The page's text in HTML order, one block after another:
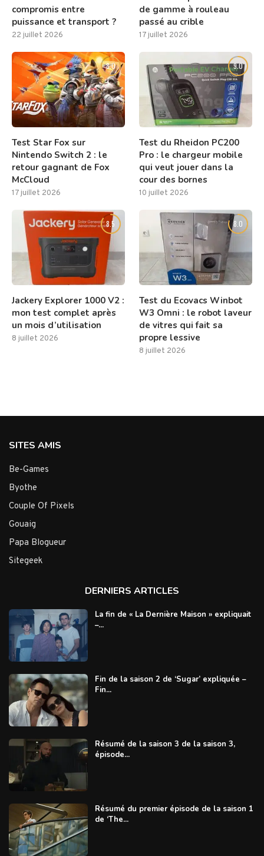
compromis entre
puissance et transport ?
22 juillet 2026
de gamme à rouleau
passé au crible
17 juillet 2026
8.0
Test Star Fox sur
Nintendo Switch 2 : le
retour gagnant de Fox
McCloud
17 juillet 2026
9.0
Test du Rheidon PC200
Pro : le chargeur mobile
qui veut jouer dans la
cour des bornes
10 juillet 2026
8.5
Jackery Explorer 1000 V2 :
mon test complet après
un mois d’utilisation
8 juillet 2026
8.0
Test du Ecovacs Winbot
W3 Omni : le robot laveur
de vitres qui fait sa
propre lessive
8 juillet 2026
SITES AMIS
Be-Games
Byothe
Couple Of Pixels
Gouaig
Papa Blogueur
Sitegeek
DERNIERS ARTICLES
La fin de « La Dernière Maison » expliquait
–...
Fin de la saison 2 de ‘Sugar’ expliquée –
Fin...
Résumé de la saison 3 de la saison 3,
épisode...
Résumé du premier épisode de la saison 1
de ‘The...